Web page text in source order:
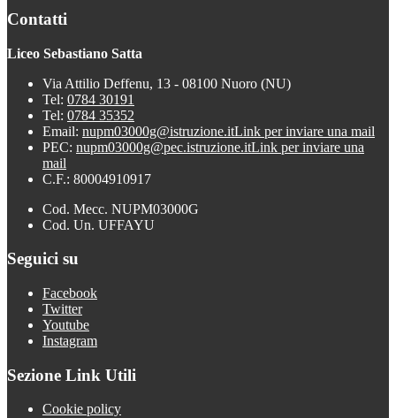
Contatti
Liceo Sebastiano Satta
Via Attilio Deffenu, 13 - 08100 Nuoro (NU)
Tel: 0784 30191
Tel: 0784 35352
Email: nupm03000g@istruzione.itLink per inviare una mail
PEC: nupm03000g@pec.istruzione.itLink per inviare una
mail
C.F.: 80004910917
Cod. Mecc. NUPM03000G
Cod. Un. UFFAYU
Seguici su
Facebook
Twitter
Youtube
Instagram
Sezione Link Utili
Cookie policy